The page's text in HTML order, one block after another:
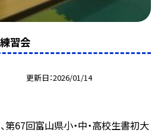
習会
更新日 2026/01/14
第67回富山県小・中・高校生書初大